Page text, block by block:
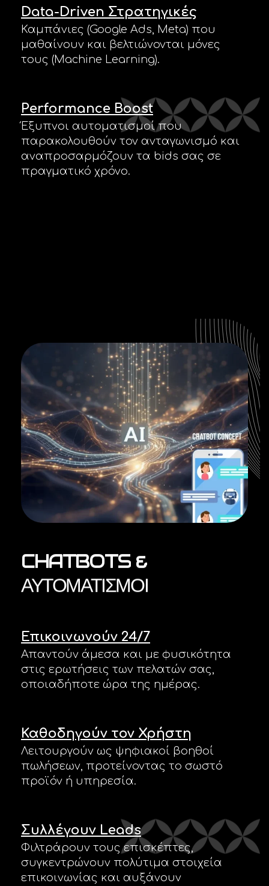
Data-Driven Στρατηγικές
Καμπάνιες (Google Ads, Meta) που
μαθαίνουν και βελτιώνονται μόνες
τους (Machine Learning).
Performance Boost
Έξυπνοι αυτοματισμοί που
παρακολουθούν τον ανταγωνισμό και
αναπροσαρμόζουν τα bids σας σε
πραγματικό χρόνο.
CHATBOTS &
ΑΥΤΟΜΑΤΙΣΜΟΊ
Επικοινωνούν 24/7
Απαντούν άμεσα και με φυσικότητα
στις ερωτήσεις των πελατών σας,
οποιαδήποτε ώρα της ημέρας.
Καθοδηγούν τον Χρήστη
Λειτουργούν ως ψηφιακοί βοηθοί
πωλήσεων, προτείνοντας το σωστό
προϊόν ή υπηρεσία.
Συλλέγουν Leads
Φιλτράρουν τους επισκέπτες,
συγκεντρώνουν πολύτιμα στοιχεία
επικοινωνίας και αυξάνουν